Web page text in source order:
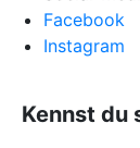
Facebook
Instagram
Kennst du